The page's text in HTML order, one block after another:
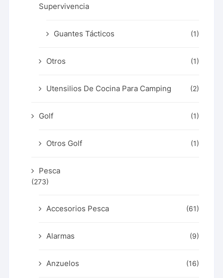
Supervivencia
Guantes Tácticos (1)
Otros (1)
Utensilios De Cocina Para Camping (2)
Golf (1)
Otros Golf (1)
Pesca
(273)
Accesorios Pesca (61)
Alarmas (9)
Anzuelos (16)